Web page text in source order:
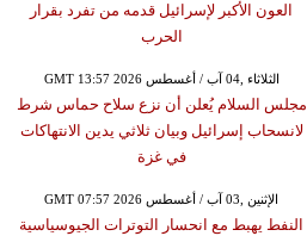
العون الأكبر لإسرائيل قدمه من تفرد بقرار
الحرب
GMT 13:57 2026 الثلاثاء ,04 آب / أغسطس
مجلس السلام يُعلن أن نزع سلاح حماس شرط
لانسحاب إسرائيل وبيان ثلاثي يدين الانتهاكات
في غزة
GMT 07:57 2026 الإثنين ,03 آب / أغسطس
النفط يهبط مع انحسار التوترات الجيوسياسية